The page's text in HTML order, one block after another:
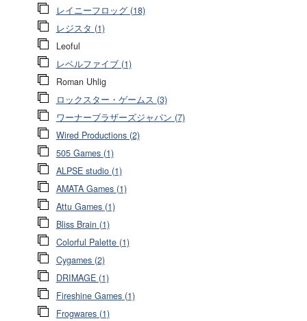
レイニーフロッグ (18)
レジスタ (1)
Leoful
レベルファイブ (1)
Roman Uhlig
ロックスター・ゲームス (3)
ワーナーブラザーズジャパン (7)
Wired Productions (2)
505 Games (1)
ALPSE studio (1)
AMATA Games (1)
Attu Games (1)
Bliss Brain (1)
Colorful Palette (1)
Cygames (2)
DRIMAGE (1)
Fireshine Games (1)
Frogwares (1)